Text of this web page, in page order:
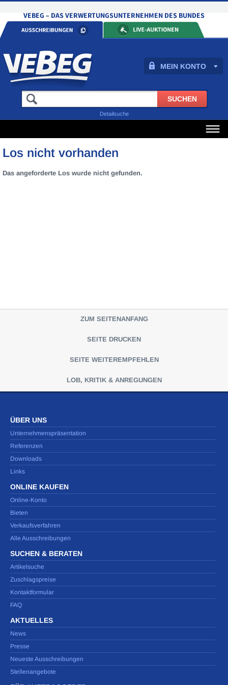
MEIN KONTO
Detailsuche
Los nicht vorhanden
Das angeforderte Los wurde nicht gefunden.
ZUM SEITENANFANG
SEITE DRUCKEN
SEITE WEITEREMPFEHLEN
LOB, KRITIK & ANREGUNGEN
ÜBER UNS
Unternehmenspräsentation
Referenzen
Downloads
Links
ONLINE KAUFEN
Online-Konto
Bieten
Verkaufsverfahren
Alle Ausschreibungen
SUCHEN & BERATEN
Artikelsuche
Zuschlagspreise
Kontaktformular
FAQ
AKTUELLES
News
Presse
Neueste Ausschreibungen
Stellenangebote